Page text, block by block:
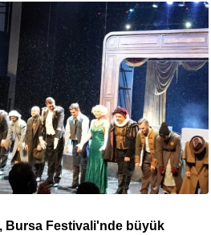
Bursa Festivali'nde büyük